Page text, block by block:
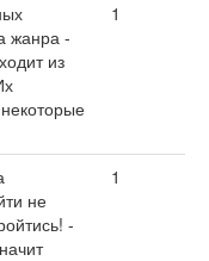
жанра -
из
1
не
-
1